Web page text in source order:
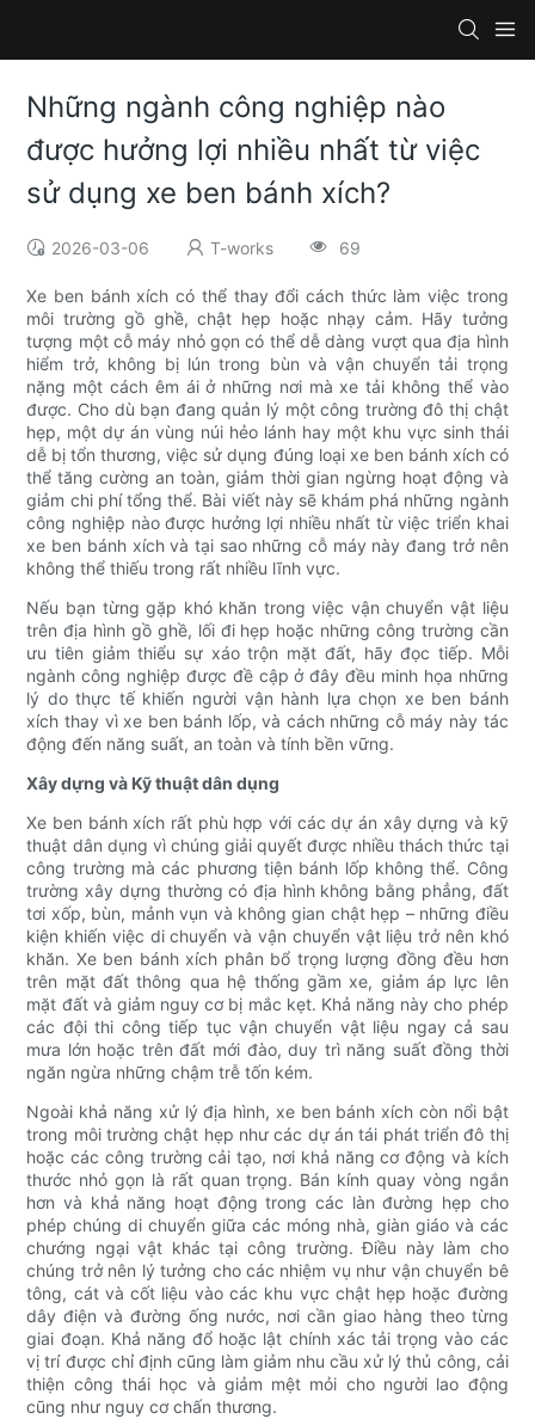
Những ngành công nghiệp nào
được hưởng lợi nhiều nhất từ ​​việc
sử dụng xe ben bánh xích?
2026-03-06 T-works 69
Xe ben bánh xích có thể thay đổi cách thức làm việc trong
môi trường gồ ghề, chật hẹp hoặc nhạy cảm. Hãy tưởng
tượng một cỗ máy nhỏ gọn có thể dễ dàng vượt qua địa hình
hiểm trở, không bị lún trong bùn và vận chuyển tải trọng
nặng một cách êm ái ở những nơi mà xe tải không thể vào
được. Cho dù bạn đang quản lý một công trường đô thị chật
hẹp, một dự án vùng núi hẻo lánh hay một khu vực sinh thái
dễ bị tổn thương, việc sử dụng đúng loại xe ben bánh xích có
thể tăng cường an toàn, giảm thời gian ngừng hoạt động và
giảm chi phí tổng thể. Bài viết này sẽ khám phá những ngành
công nghiệp nào được hưởng lợi nhiều nhất từ ​​việc triển khai
xe ben bánh xích và tại sao những cỗ máy này đang trở nên
không thể thiếu trong rất nhiều lĩnh vực.
Nếu bạn từng gặp khó khăn trong việc vận chuyển vật liệu
trên địa hình gồ ghề, lối đi hẹp hoặc những công trường cần
ưu tiên giảm thiểu sự xáo trộn mặt đất, hãy đọc tiếp. Mỗi
ngành công nghiệp được đề cập ở đây đều minh họa những
lý do thực tế khiến người vận hành lựa chọn xe ben bánh
xích thay vì xe ben bánh lốp, và cách những cỗ máy này tác
động đến năng suất, an toàn và tính bền vững.
Xây dựng và Kỹ thuật dân dụng
Xe ben bánh xích rất phù hợp với các dự án xây dựng và kỹ
thuật dân dụng vì chúng giải quyết được nhiều thách thức tại
công trường mà các phương tiện bánh lốp không thể. Công
trường xây dựng thường có địa hình không bằng phẳng, đất
tơi xốp, bùn, mảnh vụn và không gian chật hẹp – những điều
kiện khiến việc di chuyển và vận chuyển vật liệu trở nên khó
khăn. Xe ben bánh xích phân bổ trọng lượng đồng đều hơn
trên mặt đất thông qua hệ thống gầm xe, giảm áp lực lên
mặt đất và giảm nguy cơ bị mắc kẹt. Khả năng này cho phép
các đội thi công tiếp tục vận chuyển vật liệu ngay cả sau
mưa lớn hoặc trên đất mới đào, duy trì năng suất đồng thời
ngăn ngừa những chậm trễ tốn kém.
Ngoài khả năng xử lý địa hình, xe ben bánh xích còn nổi bật
trong môi trường chật hẹp như các dự án tái phát triển đô thị
hoặc các công trường cải tạo, nơi khả năng cơ động và kích
thước nhỏ gọn là rất quan trọng. Bán kính quay vòng ngắn
hơn và khả năng hoạt động trong các làn đường hẹp cho
phép chúng di chuyển giữa các móng nhà, giàn giáo và các
chướng ngại vật khác tại công trường. Điều này làm cho
chúng trở nên lý tưởng cho các nhiệm vụ như vận chuyển bê
tông, cát và cốt liệu vào các khu vực chật hẹp hoặc đường
dây điện và đường ống nước, nơi cần giao hàng theo từng
giai đoạn. Khả năng đổ hoặc lật chính xác tải trọng vào các
vị trí được chỉ định cũng làm giảm nhu cầu xử lý thủ công, cải
thiện công thái học và giảm mệt mỏi cho người lao động
cũng như nguy cơ chấn thương.